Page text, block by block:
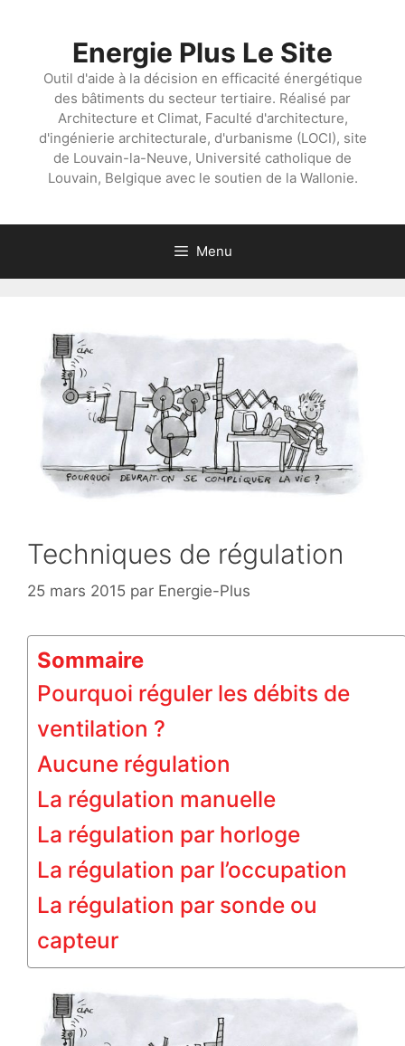
Energie Plus Le Site
Outil d'aide à la décision en efficacité énergétique
des bâtiments du secteur tertiaire. Réalisé par
Architecture et Climat, Faculté d'architecture,
d'ingénierie architecturale, d'urbanisme (LOCI), site
de Louvain-la-Neuve, Université catholique de
Louvain, Belgique avec le soutien de la Wallonie.
Menu
Techniques de régulation
25 mars 2015 par Energie-Plus
Sommaire
Pourquoi réguler les débits de
ventilation ?
Aucune régulation
La régulation manuelle
La régulation par horloge
La régulation par l’occupation
La régulation par sonde ou
capteur